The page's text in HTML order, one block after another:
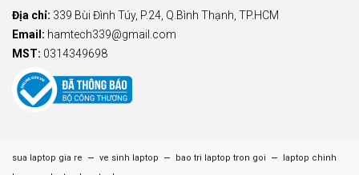
Địa chỉ: 339 Bùi Đình Túy, P.24, Q.Bình Thạnh, TP.HCM
Email: hamtech339@gmail.com
MST: 0314349698
sua laptop gia re – ve sinh laptop – bao tri laptop tron goi –
laptop chinh